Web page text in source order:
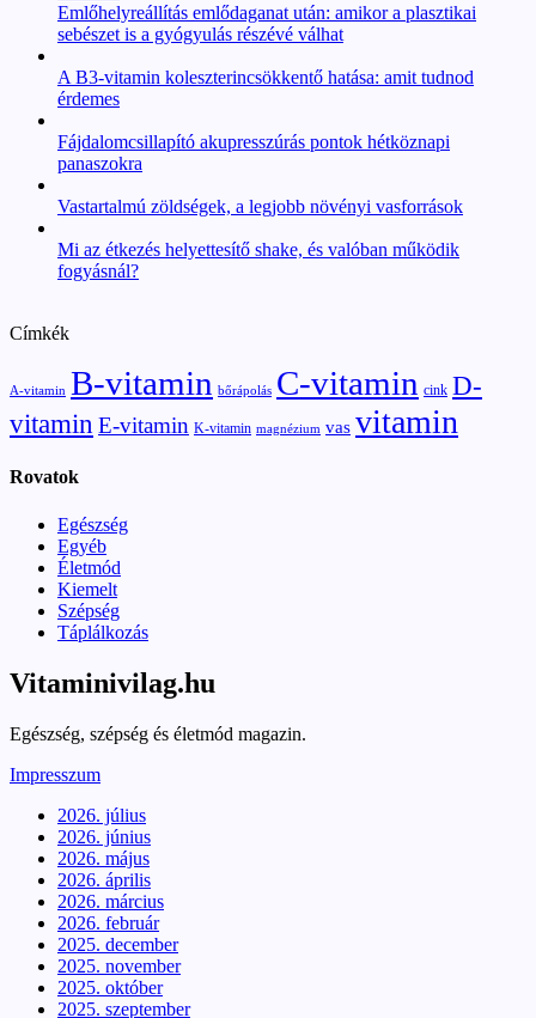
Emlőhelyreállítás emlődaganat után: amikor a plasztikai
sebészet is a gyógyulás részévé válhat
A B3-vitamin koleszterincsökkentő hatása: amit tudnod
érdemes
Fájdalomcsillapító akupresszúrás pontok hétköznapi
panaszokra
Vastartalmú zöldségek, a legjobb növényi vasforrások
Mi az étkezés helyettesítő shake, és valóban működik
fogyásnál?
Címkék
A-vitamin B-vitamin bőrápolás C-vitamin cink D-
vitamin E-vitamin K-vitamin magnézium vas vitamin
Rovatok
Egészség
Egyéb
Életmód
Kiemelt
Szépség
Táplálkozás
Vitaminivilag.hu
Egészség, szépség és életmód magazin.
Impresszum
2026. július
2026. június
2026. május
2026. április
2026. március
2026. február
2025. december
2025. november
2025. október
2025. szeptember